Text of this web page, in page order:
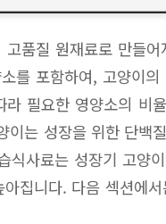
품질 원재료로 만들
를 포함하여, 고양이
필요한 영양소의 비
는 성장을 위한 단백
식사료는 성장기 고양
집니다. 다음 섹션에